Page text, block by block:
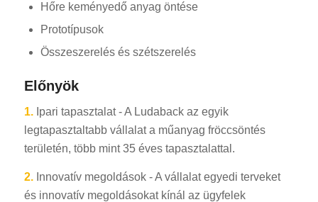
Hőre keményedő anyag öntése
Prototípusok
Összeszerelés és szétszerelés
Előnyök
1.Ipari tapasztalat - A Ludaback az egyik
legtapasztaltabb vállalat a műanyag fröccsöntés
területén, több mint 35 éves tapasztalattal.
2.Innovatív megoldások - A vállalat egyedi terveket
és innovatív megoldásokat kínál az ügyfelek
CS
FI
EL
RO
ES_MX